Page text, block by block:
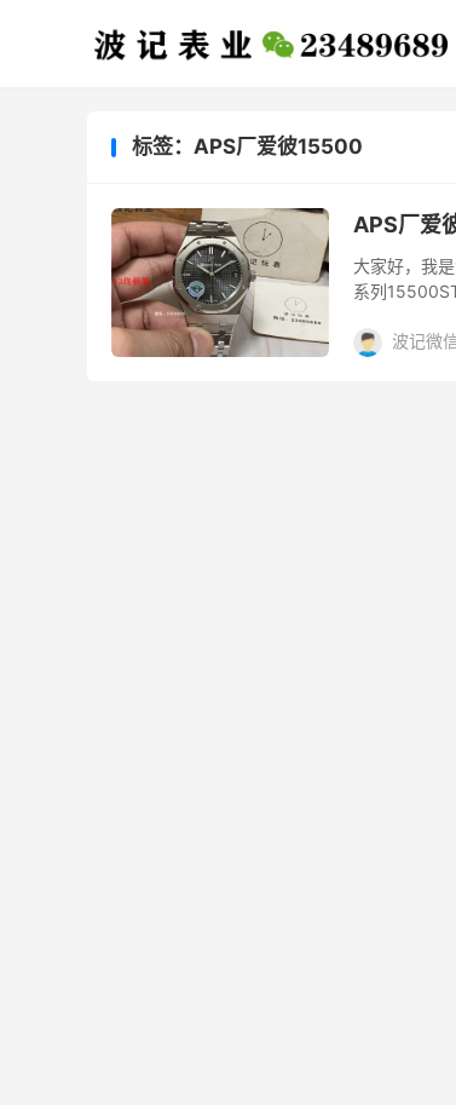
标签：APS厂爱彼15500
APS厂爱
大家好，我
系列
波记微